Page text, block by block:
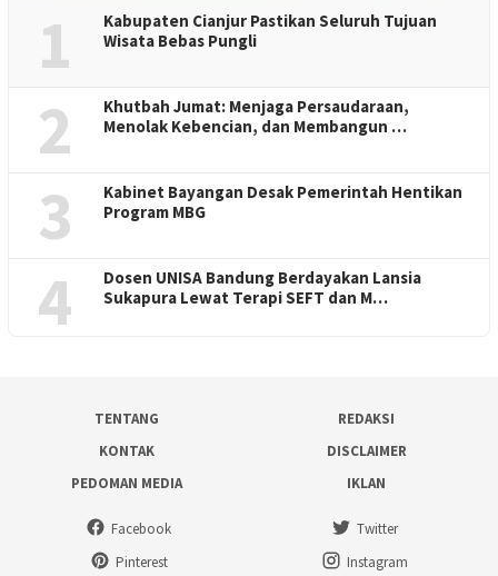
1
Kabupaten Cianjur Pastikan Seluruh Tujuan
Wisata Bebas Pungli
2
Khutbah Jumat: Menjaga Persaudaraan,
Menolak Kebencian, dan Membangun …
3
Kabinet Bayangan Desak Pemerintah Hentikan
Program MBG
4
Dosen UNISA Bandung Berdayakan Lansia
Sukapura Lewat Terapi SEFT dan M…
TENTANG
REDAKSI
KONTAK
DISCLAIMER
PEDOMAN MEDIA
IKLAN
Facebook
Twitter
Pinterest
Instagram